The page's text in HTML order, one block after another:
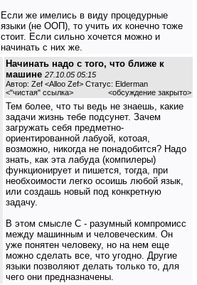
Если же имелись в виду процедурные
языки (не ООП), то учить их конечно тоже
стоит. Если сильно хочется можно и
начинать с них же.
Начинать надо с того, что ближе к
машине 27.10.05 05:15
Автор: Zef <Alloo Zef> Статус: Elderman
<"чистая" ссылка> <обсуждение закрыто>
Тем более, что ты ведь не знаешь, какие
задачи жизнь тебе подсунет. Зачем
загружать себя предметно-
ориентированной лабуой, котоая,
возможно, никогда не понадобится? Надо
знать, как эта лабуда (компилеры)
функционирует и пишется, тогда, при
необхоимости легко осоишь любой язык,
или создашь новый под конкретную
задачу.
В этом смысле С - разумный компромисс
между машинным и человеческим. Он
уже понятен человеку, но на нем еще
можно сделать все, что угодно. Другие
языки позволяют делать только то, для
чего они предназначены.